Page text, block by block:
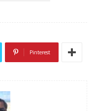
Pinterest